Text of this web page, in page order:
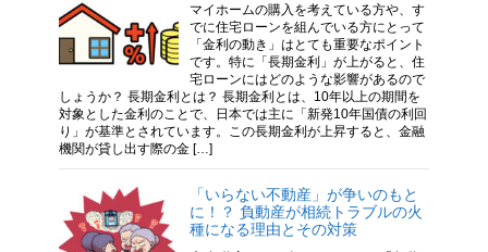
マイホームの購入を考えている方や、す
でに住宅ローンを組んでいる方にとって
「金利の動き」はとても重要なポイント
です。特に「長期金利」が上がると、住
宅ローンにはどのような影響があるので
しょうか？ 長期金利とは？ 長期金利とは、10年以上の期間を
対象とした金利のことで、日本では主に「新発10年国債の利回
り」が基準とされています。この長期金利が上昇すると、金融
機関が貸し出す際の金 […]
「いらない不動産」が争いのもと
に！？ 負動産が相続トラブルの火
種になる理由とその対策